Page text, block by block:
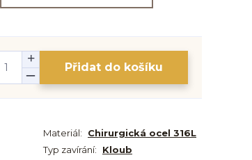
Přidat do košíku
Materiál:
Chirurgická ocel 316L
Typ zavírání:
Kloub